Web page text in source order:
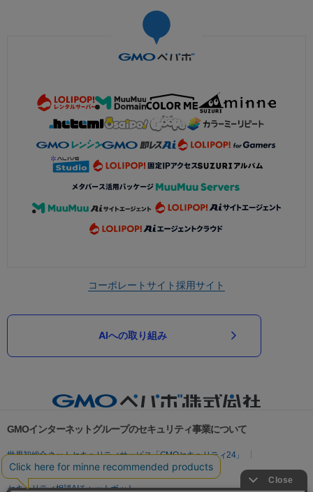
コーポレートサイト採用サイト
AIへの取り組み
GMOインターネットグループのセキュリティ事業について
世界初総合ネットセキュリティサービス「GMOセキュリティ24」
パスワード漏洩診断
Webサイトリスク診断
セキュリティ相談AIチャットボット